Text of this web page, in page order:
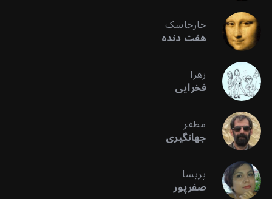
خارخاسک
هفت دنده
زهرا
فخرایی
مظفر
جهانگیری
پریسا
صفرپور